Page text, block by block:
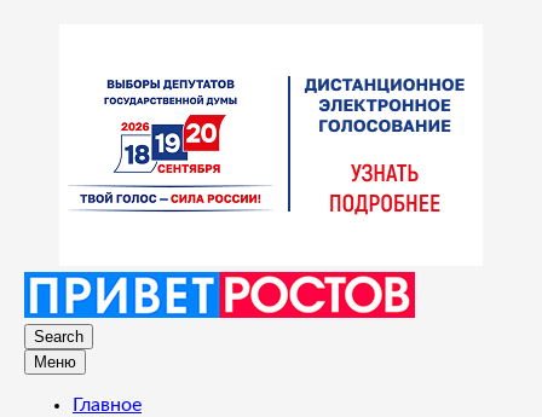
Search
Меню
Главное